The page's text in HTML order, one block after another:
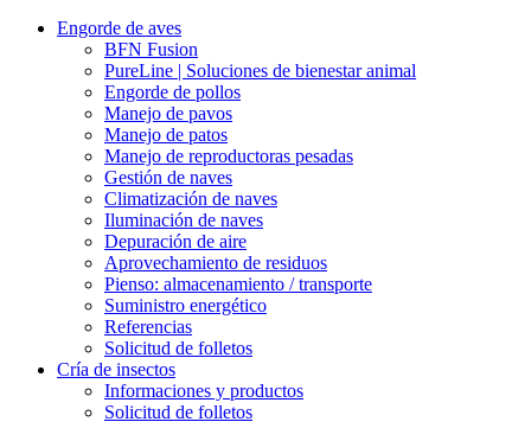
Engorde de aves
BFN Fusion
PureLine | Soluciones de bienestar animal
Engorde de pollos
Manejo de pavos
Manejo de patos
Manejo de reproductoras pesadas
Gestión de naves
Climatización de naves
Iluminación de naves
Depuración de aire
Aprovechamiento de residuos
Pienso: almacenamiento / transporte
Suministro energético
Referencias
Solicitud de folletos
Cría de insectos
Informaciones y productos
Solicitud de folletos